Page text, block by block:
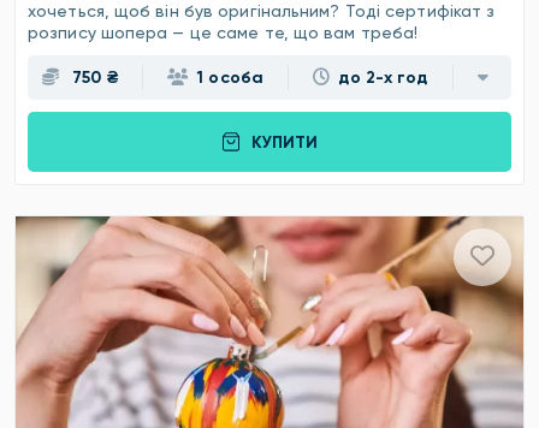
хочеться, щоб він був оригінальним? Тоді сертифікат з
розпису шопера — це саме те, що вам треба!
750 ₴ 1 особа до 2-х год
КУПИТИ